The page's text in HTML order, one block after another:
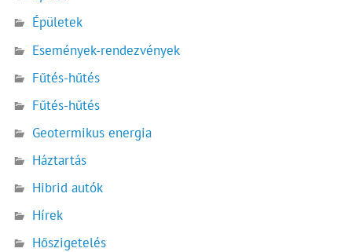
Épületek
Események-rendezvények
Fűtés-hűtés
Fűtés-hűtés
Geotermikus energia
Háztartás
Hibrid autók
Hírek
Hőszigetelés